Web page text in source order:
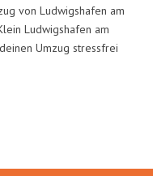
von Ludwigshafen am
Ludwigshafen am
Umzug stressfrei